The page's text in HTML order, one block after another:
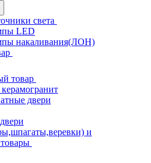
света
LED
накаливания(ЛОН)
товар
двери
и